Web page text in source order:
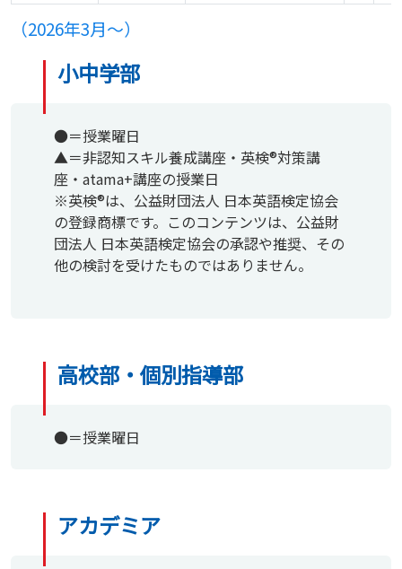
（2026年3月〜）
小中学部
●＝授業曜日
▲＝非認知スキル養成講座・英検®対策講
座・atama+講座の授業日
※英検®は、公益財団法人 日本英語検定協会
の登録商標です。このコンテンツは、公益財
団法人 日本英語検定協会の承認や推奨、その
他の検討を受けたものではありません。
高校部・個別指導部
●＝授業曜日
アカデミア